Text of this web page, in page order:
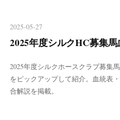
ッ
プ
2025-05-27
2025年度シルクHC募集
2025年度シルクホースクラブ募集
をピックアップして紹介。血統表
合解説を掲載。